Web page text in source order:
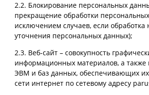
2.2. Блокирование персональных
прекращение обработки
исключением случаев, если обработка
уточнения персональных данных);
2.3. Веб-сайт – совокупность
информационных материалов, а также
ЭВМ и баз данных, обеспечивающих их
сети интернет по сетевому адресу